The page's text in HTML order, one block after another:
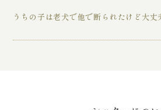
「施術中のお写真」をカレンダーに
リマーによる健康チェック表とかわ
てお渡しします。
うちの子は老犬で他で断られたけど大丈